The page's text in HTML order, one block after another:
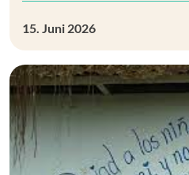
15. Juni 2026